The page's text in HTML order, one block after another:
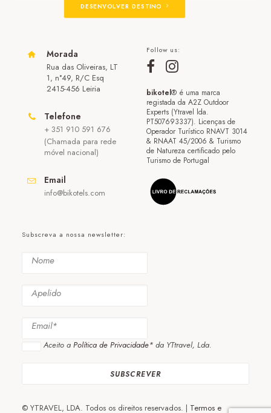
DESENVOLVER DESTINO
Morada
Rua das Oliveiras, LT
1, n°49, R/C Esq
2415-456 Leiria
Telefone
+ 351 910 591 676
(Chamada para rede
móvel nacional)
Email
info@bikotels.com
Follow us:
bikotel® é uma marca
registada da A2Z Outdoor
Experts (Ytravel lda.
PT507693337). Licenças de
Operador Turístico RNAVT 3014
& RNAAT 45/2006 & Turismo
de Natureza certificado pelo
Turismo de Portugal
Subscreva a nossa newsletter:
Aceito a Política de Privacidade* da YTtravel, Lda.
© YTRAVEL, LDA. Todos os direitos reservados. | Termos e